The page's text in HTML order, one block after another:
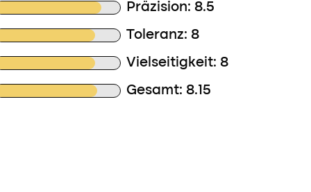
Präzision: 8.5
Toleranz: 8
Vielseitigkeit: 8
Gesamt: 8.15